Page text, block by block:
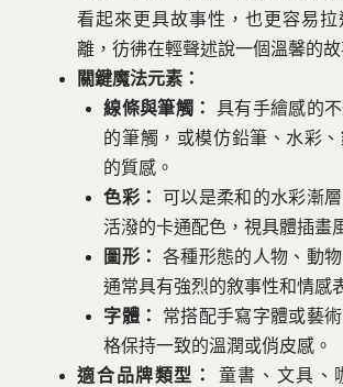
看起來更具故事性，也更容易
離，彷彿在輕聲述說一個溫馨的故
關鍵魔法元素：
線條與筆觸：
具有手繪感的
的筆觸，或模仿鉛筆、水彩
的質感。
色彩：
可以是柔和的水彩漸
活潑的卡通配色，視具體插畫
圖形：
各種形態的人物、動
通常具有強烈的敘事性和情感
字體：
常搭配手寫字體或藝
格保持一致的溫潤或俏皮感。
適合品牌類型：
童書、文具、